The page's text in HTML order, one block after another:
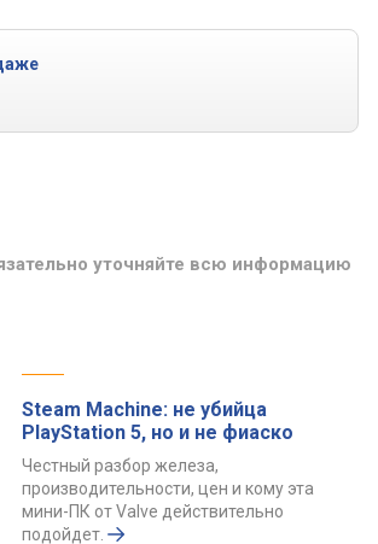
уточняйте всю информацию
Steam Machine: не убийца
PlayStation 5, но и не фиаско
Честный разбор железа,
производительности, цен и кому эта
мини-ПК от Valve действительно
подойдет.